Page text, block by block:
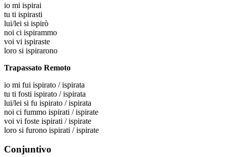
io mi ispirai
tu ti ispirasti
lui/lei si ispirò
noi ci ispirammo
voi vi ispiraste
loro si ispirarono
Trapassato Remoto
io mi fui ispirato / ispirata
tu ti fosti ispirato / ispirata
lui/lei si fu ispirato / ispirata
noi ci fummo ispirati / ispirate
voi vi foste ispirati / ispirate
loro si furono ispirati / ispirate
Conjuntivo